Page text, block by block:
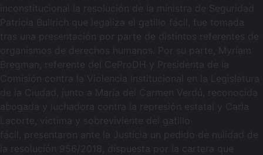
inconstitucional la resolución de la ministra de Seguridad
Patricia Bullrich que legaliza el gatillo fácil, fue tomada
tras una presentación por parte de distintos referentes de
organismos de derechos humanos. Por su parte, Myriam
Bregman, referente del CeProDH y Presidenta de la
Comisión contra la Violencia Institucional en la Legislatura
de la Ciudad, junto a María del Carmen Verdú, reconocida
abogada y luchadora contra la represión estatal y Carla
Lacorte, víctima y sobreviviente del gatillo
fácil, presentaron ante la Justicia un pedido de nulidad de
la resolución 956/2018, dispuesta por la cartera que